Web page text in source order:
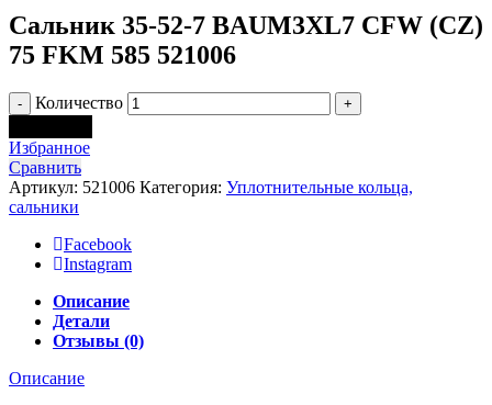
Сальник 35-52-7 BAUM3XL7 CFW (CZ)
75 FKM 585 521006
Количество
Избранное
Сравнить
Артикул: 521006 Категория: Уплотнительные кольца,
сальники
Facebook
Instagram
Описание
Детали
Отзывы (0)
Описание